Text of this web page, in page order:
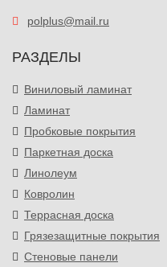
polplus@mail.ru
РАЗДЕЛЫ
Виниловый ламинат
Ламинат
Пробковые покрытия
Паркетная доска
Линолеум
Ковролин
Террасная доска
Грязезащитные покрытия
Стеновые панели